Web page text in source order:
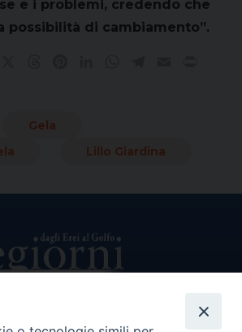
e i problemi, credendo che
possibilità di cambiamento”.
Gela
Lillo Giardina